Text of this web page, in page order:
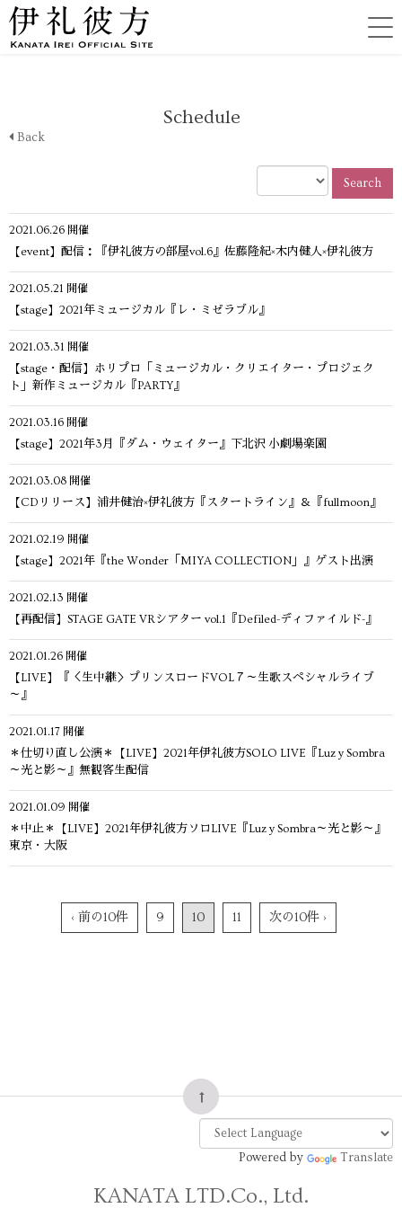
Schedule
Back
Search
2021.06.26 開催
【event】配信：『伊礼彼方の部屋vol.6』佐藤隆紀×木内健人×伊礼彼方
2021.05.21 開催
【stage】2021年ミュージカル『レ・ミゼラブル』
2021.03.31 開催
【stage・配信】ホリプロ「ミュージカル・クリエイター・プロジェク
ト」新作ミュージカル『PARTY』
2021.03.16 開催
【stage】2021年3月『ダム・ウェイター』下北沢 小劇場楽園
2021.03.08 開催
【CDリリース】浦井健治×伊礼彼方『スタートライン』＆『fullmoon』
2021.02.19 開催
【stage】2021年『the Wonder「MIYA COLLECTION」』ゲスト出演
2021.02.13 開催
【再配信】STAGE GATE VRシアター vol.1『Defiled-ディファイルド-』
2021.01.26 開催
【LIVE】『＜生中継＞プリンスロードVOL７～生歌スペシャルライブ
～』
2021.01.17 開催
＊仕切り直し公演＊【LIVE】2021年伊礼彼方SOLO LIVE『Luz y Sombra
～光と影～』無観客生配信
2021.01.09 開催
＊中止＊【LIVE】2021年伊礼彼方ソロLIVE『Luz y Sombra～光と影～』
東京・大阪
‹ 前の10件 9 10 11 次の10件 ›
Powered by Translate
KANATA LTD.Co., Ltd.